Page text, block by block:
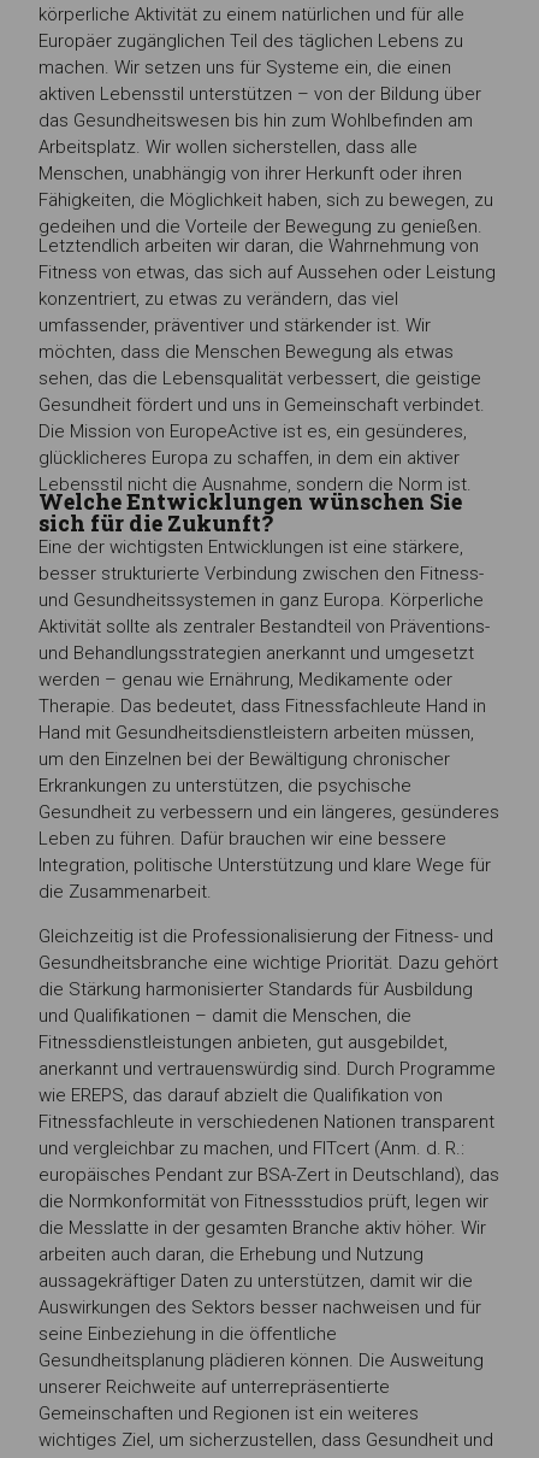
körperliche Aktivität zu einem natürlichen und für alle
Europäer zugänglichen Teil des täglichen Lebens zu
machen. Wir setzen uns für Systeme ein, die einen
aktiven Lebensstil unterstützen – von der Bildung über
das Gesundheitswesen bis hin zum Wohlbefinden am
Arbeitsplatz. Wir wollen sicherstellen, dass alle
Menschen, unabhängig von ihrer Herkunft oder ihren
Fähigkeiten, die Möglichkeit haben, sich zu bewegen, zu
gedeihen und die Vorteile der Bewegung zu genießen.
Letztendlich arbeiten wir daran, die Wahrnehmung von
Fitness von etwas, das sich auf Aussehen oder Leistung
konzentriert, zu etwas zu verändern, das viel
umfassender, präventiver und stärkender ist. Wir
möchten, dass die Menschen Bewegung als etwas
sehen, das die Lebensqualität verbessert, die geistige
Gesundheit fördert und uns in Gemeinschaft verbindet.
Die Mission von EuropeActive ist es, ein gesünderes,
glücklicheres Europa zu schaffen, in dem ein aktiver
Lebensstil nicht die Ausnahme, sondern die Norm ist.
Welche Entwicklungen wünschen Sie
sich für die Zukunft?
Eine der wichtigsten Entwicklungen ist eine stärkere,
besser strukturierte Verbindung zwischen den Fitness-
und Gesundheitssystemen in ganz Europa. Körperliche
Aktivität sollte als zentraler Bestandteil von Präventions-
und Behandlungsstrategien anerkannt und umgesetzt
werden – genau wie Ernährung, Medikamente oder
Therapie. Das bedeutet, dass Fitnessfachleute Hand in
Hand mit Gesundheitsdienstleistern arbeiten müssen,
um den Einzelnen bei der Bewältigung chronischer
Erkrankungen zu unterstützen, die psychische
Gesundheit zu verbessern und ein längeres, gesünderes
Leben zu führen. Dafür brauchen wir eine bessere
Integration, politische Unterstützung und klare Wege für
die Zusammenarbeit.
Gleichzeitig ist die Professionalisierung der Fitness- und
Gesundheitsbranche eine wichtige Priorität. Dazu gehört
die Stärkung harmonisierter Standards für Ausbildung
und Qualifikationen – damit die Menschen, die
Fitnessdienstleistungen anbieten, gut ausgebildet,
anerkannt und vertrauenswürdig sind. Durch Programme
wie EREPS, das darauf abzielt die Qualifikation von
Fitnessfachleute in verschiedenen Nationen transparent
und vergleichbar zu machen, und FITcert (Anm. d. R.:
europäisches Pendant zur BSA-Zert in Deutschland), das
die Normkonformität von Fitnessstudios prüft, legen wir
die Messlatte in der gesamten Branche aktiv höher. Wir
arbeiten auch daran, die Erhebung und Nutzung
aussagekräftiger Daten zu unterstützen, damit wir die
Auswirkungen des Sektors besser nachweisen und für
seine Einbeziehung in die öffentliche
Gesundheitsplanung plädieren können. Die Ausweitung
unserer Reichweite auf unterrepräsentierte
Gemeinschaften und Regionen ist ein weiteres
wichtiges Ziel, um sicherzustellen, dass Gesundheit und